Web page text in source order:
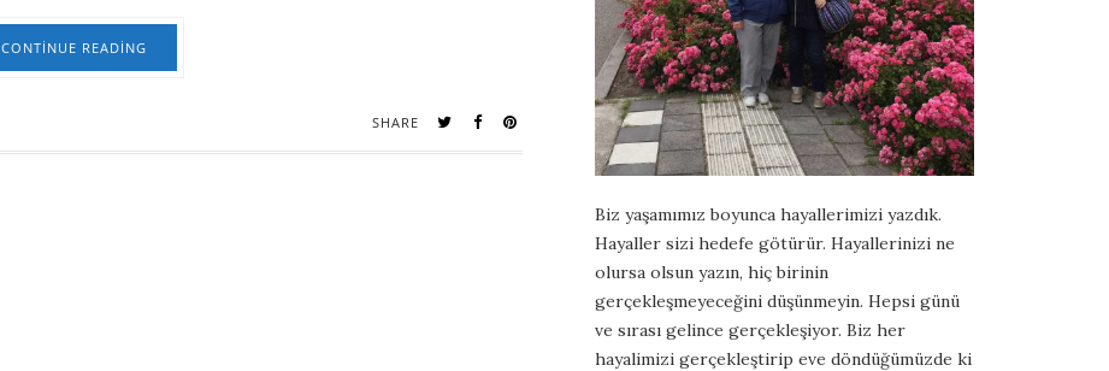
CONTINUE READING
SHARE
Biz yaşamımız boyunca hayallerimizi yazdık.
Hayaller sizi hedefe götürür. Hayallerinizi ne
olursa olsun yazın, hiç birinin
gerçekleşmeyeceğini düşünmeyin. Hepsi günü
ve sırası gelince gerçekleşiyor. Biz her
hayalimizi gerçekleştirip eve döndüğümüzde ki